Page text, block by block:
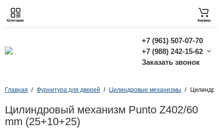
+7 (961) 507-07-70
+7 (988) 242-15-62
Заказать звонок
Категории Корзина
Главная Фурнитура для дверей Цилиндровые механизмы
Цилиндровый механизм Punto Z402/60
mm (25+10+25)